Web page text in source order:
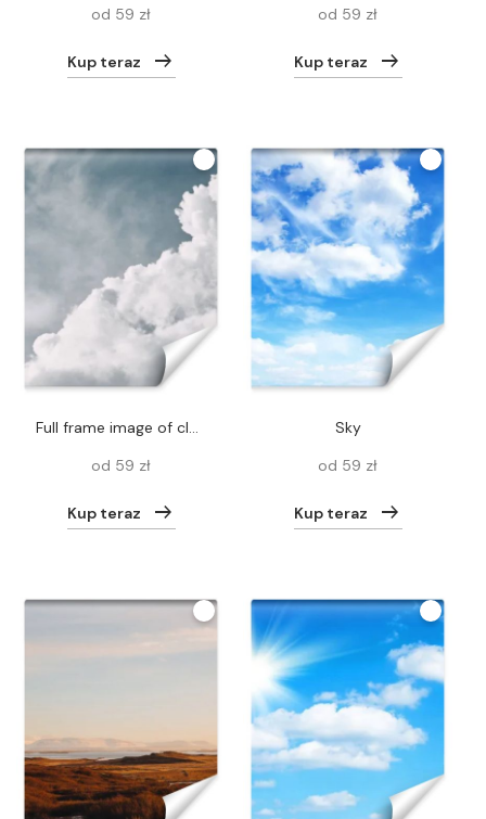
od 59 zł
Kup teraz
od 59 zł
Kup teraz
full frame image of cloudy sky background
od 59 zł
Kup teraz
Sky
od 59 zł
Kup teraz